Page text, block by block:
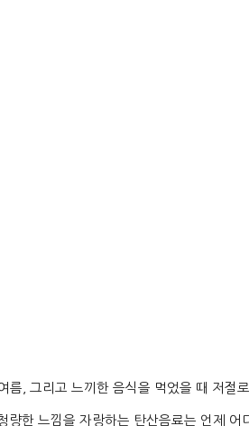
름 그리고 느끼한 음식을 먹었을 때 저절
량한 느낌을 자랑하는 탄산음료는 언제 어